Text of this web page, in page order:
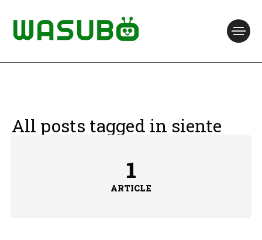
All posts tagged in siente
1
ARTICLE